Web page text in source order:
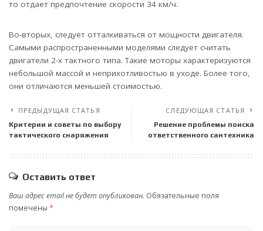
то отдает предпочтение скорости 34 км/ч.
Во-вторых, следует отталкиваться от мощности двигателя.
Самыми распространенными моделями следует считать
двигатели 2-х тактного типа. Такие моторы характеризуются
небольшой массой и неприхотливостью в уходе. Более того,
они отличаются меньшей стоимостью.
ПРЕДЫДУЩАЯ СТАТЬЯ
Критерии и советы по выбору
тактического снаряжения
СЛЕДУЮЩАЯ СТАТЬЯ
Решение проблемы поиска
ответственного сантехника
Оставить ответ
Ваш адрес email не будет опубликован. Обязательные поля
помечены *